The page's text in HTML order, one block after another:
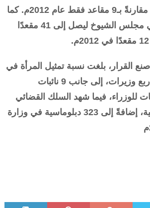
مقعدًا عام 2025م، مقارنةً بـ9 مقاعد فقط عام 2012م. كما
زاد تمثيل المرأة في مجلس الشيوخ ليصل إلى 41 مقعدًا
القرار، بلغت نسبة تمثيل المرأة في
الحكومة المصرية أربع وزيرات، إلى جانب 9 نائبات
و5 نائبات للوزراء، فيما شهد السلك القضائي
انضمام 3.918 قاضية، إضافةً إلى 323 دبلوماسية في وزارة